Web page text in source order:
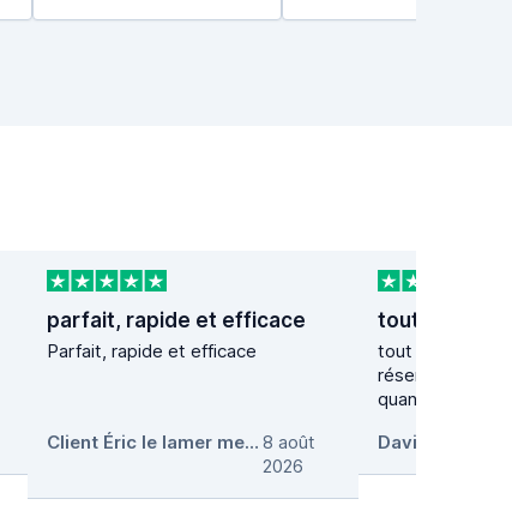
parfait, rapide et efficace
Parfait, rapide et efficace
Client Éric le lamer melgven 29 8 août
2026
tout s'est bien
réservation .
quand on
David Picot